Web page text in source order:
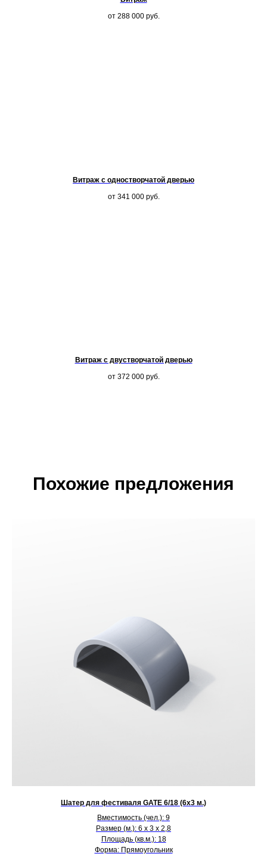
от 288 000 руб.
Витраж с одностворчатой дверью
от 341 000 руб.
Витраж с двустворчатой дверью
от 372 000 руб.
Похожие предложения
Шатер для фестиваля GATE 6/18 (6х3 м.)
Вместимость (чел.): 9
Размер (м.): 6 х 3 х 2,8
Площадь (кв.м.): 18
Форма: Прямоугольник